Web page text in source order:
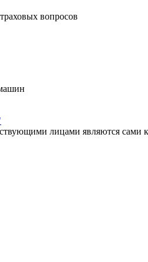
вопросов
лицами являются сами